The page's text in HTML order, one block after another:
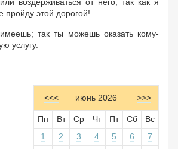
пройду этой дорогой!
так ты можешь оказать кому-
услугу.
<<< июнь 2026 >>>
Пн Вт Ср Чт Пт Сб
Вс
1
2 3 4 5 6
7